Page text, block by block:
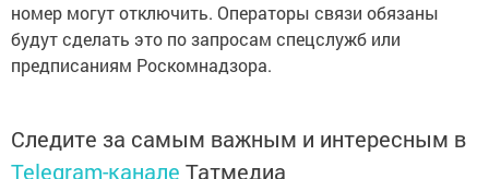
номер могут отключить. Операторы связи обязаны
будут сделать это по запросам спецслужб или
предписаниям Роскомнадзора.
Следите за самым важным и интересным в
Telegram-канале Татмедиа